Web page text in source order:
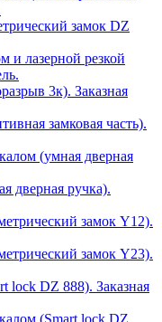
замок DZ
и лазерной резкой
3к). Заказная
замковая часть).
(умная дверная
дверная ручка).
замок Y12).
замок Y23).
lock DZ 888). Заказная
(Smart lock DZ